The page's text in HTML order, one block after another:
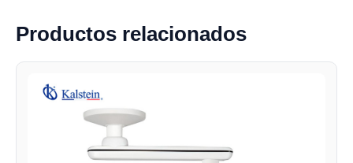
Productos relacionados